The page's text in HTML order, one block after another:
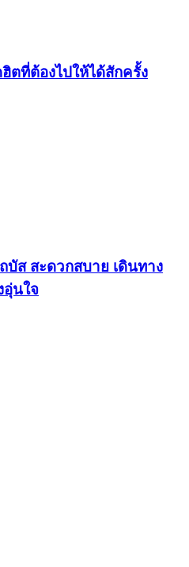
ตที่ต้องไปให้ได้สักครั้ง
ส สะดวกสบาย เดินทาง
อุ่นใจ